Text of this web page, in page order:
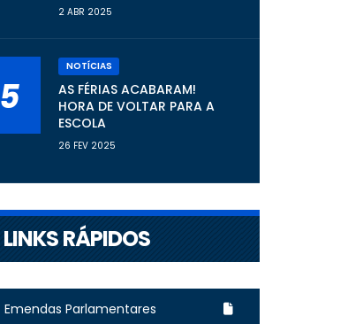
2 ABR 2025
5
NOTÍCIAS
AS FÉRIAS ACABARAM!
HORA DE VOLTAR PARA A
ESCOLA
26 FEV 2025
LINKS RÁPIDOS
Emendas Parlamentares